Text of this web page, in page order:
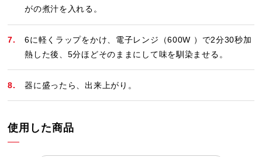
がの煮汁を入れる。
6に軽くラップをかけ、電子レンジ（600W ）で2分30秒加
熱した後、5分ほどそのままにして味を馴染ませる。
器に盛ったら、出来上がり。
使用した商品